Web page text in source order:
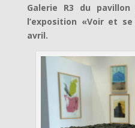
Galerie R3 du
l’exposition «Voir et
avril.